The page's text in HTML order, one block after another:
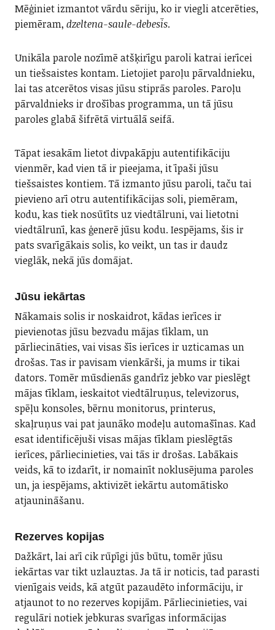
Mēģiniet izmantot vārdu sēriju, ko ir viegli atcerēties,
piemēram, dzeltena-saule-debesīs.
Unikāla parole nozīmē atšķirīgu paroli katrai ierīcei
un tiešsaistes kontam. Lietojiet paroļu pārvaldnieku,
lai tas atcerētos visas jūsu stiprās paroles. Paroļu
pārvaldnieks ir drošības programma, un tā jūsu
paroles glabā šifrētā virtuālā seifā.
Tāpat iesakām lietot divpakāpju autentifikāciju
vienmēr, kad vien tā ir pieejama, it īpaši jūsu
tiešsaistes kontiem. Tā izmanto jūsu paroli, taču tai
pievieno arī otru autentifikācijas soli, piemēram,
kodu, kas tiek nosūtīts uz viedtālruni, vai lietotni
viedtālrunī, kas ģenerē jūsu kodu. Iespējams, šis ir
pats svarīgākais solis, ko veikt, un tas ir daudz
vieglāk, nekā jūs domājat.
Jūsu iekārtas
Nākamais solis ir noskaidrot, kādas ierīces ir
pievienotas jūsu bezvadu mājas tīklam, un
pārliecināties, vai visas šīs ierīces ir uzticamas un
drošas. Tas ir pavisam vienkārši, ja mums ir tikai
dators. Tomēr mūsdienās gandrīz jebko var pieslēgt
mājas tīklam, ieskaitot viedtālruņus, televizorus,
spēļu konsoles, bērnu monitorus, printerus,
skaļruņus vai pat jaunāko modeļu automašīnas. Kad
esat identificējuši visas mājas tīklam pieslēgtās
ierīces, pārliecinieties, vai tās ir drošas. Labākais
veids, kā to izdarīt, ir nomainīt noklusējuma paroles
un, ja iespējams, aktivizēt iekārtu automātisko
atjaunināšanu.
Rezerves kopijas
Dažkārt, lai arī cik rūpīgi jūs būtu, tomēr jūsu
iekārtas var tikt uzlauztas. Ja tā ir noticis, tad parasti
vienīgais veids, kā atgūt pazaudēto informāciju, ir
atjaunot to no rezerves kopijām. Pārliecinieties, vai
regulāri notiek jebkuras svarīgas informācijas